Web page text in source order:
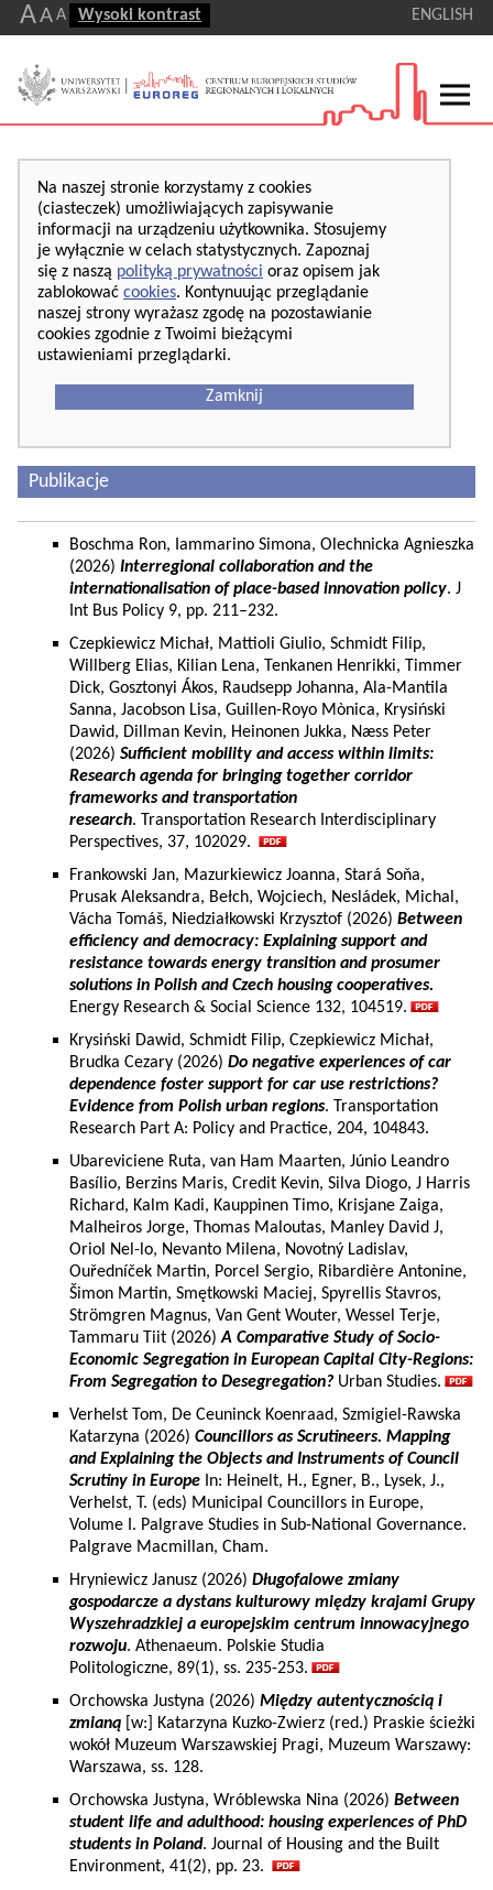
AA A Wysoki kontrast ENGLISH
Na naszej stronie korzystamy z cookies
(ciasteczek) umożliwiających zapisywanie
informacji na urządzeniu użytkownika. Stosujemy
je wyłącznie w celach statystycznych. Zapoznaj
się z naszą polityką prywatności oraz opisem jak
zablokować cookies. Kontynuując przeglądanie
naszej strony wyrażasz zgodę na pozostawianie
cookies zgodnie z Twoimi bieżącymi
ustawieniami przeglądarki.
Zamknij
Publikacje
Boschma Ron, Iammarino Simona, Olechnicka Agnieszka
(2026) Interregional collaboration and the
internationalisation of place-based innovation policy. J
Int Bus Policy 9, pp. 211–232.
Czepkiewicz Michał, Mattioli Giulio, Schmidt Filip,
Willberg Elias, Kilian Lena, Tenkanen Henrikki, Timmer
Dick, Gosztonyi Ákos, Raudsepp Johanna, Ala-Mantila
Sanna, Jacobson Lisa, Guillen-Royo Mònica, Krysiński
Dawid, Dillman Kevin, Heinonen Jukka, Næss Peter
(2026) Sufficient mobility and access within limits:
Research agenda for bringing together corridor
frameworks and transportation
research. Transportation Research Interdisciplinary
Perspectives, 37, 102029.
Frankowski Jan, Mazurkiewicz Joanna, Stará Soňa,
Prusak Aleksandra, Bełch, Wojciech, Nesládek, Michal,
Vácha Tomáš, Niedziałkowski Krzysztof (2026) Between
efficiency and democracy: Explaining support and
resistance towards energy transition and prosumer
solutions in Polish and Czech housing cooperatives.
Energy Research & Social Science 132, 104519.
Krysiński Dawid, Schmidt Filip, Czepkiewicz Michał,
Brudka Cezary (2026) Do negative experiences of car
dependence foster support for car use restrictions?
Evidence from Polish urban regions. Transportation
Research Part A: Policy and Practice, 204, 104843.
Ubareviciene Ruta, van Ham Maarten, Júnio Leandro
Basílio, Berzins Maris, Credit Kevin, Silva Diogo, J Harris
Richard, Kalm Kadi, Kauppinen Timo, Krisjane Zaiga,
Malheiros Jorge, Thomas Maloutas, Manley David J,
Oriol Nel-lo, Nevanto Milena, Novotný Ladislav,
Ouředníček Martin, Porcel Sergio, Ribardière Antonine,
Šimon Martin, Smętkowski Maciej, Spyrellis Stavros,
Strömgren Magnus, Van Gent Wouter, Wessel Terje,
Tammaru Tiit (2026)A Comparative Study of Socio-
Economic Segregation in European Capital City-Regions:
From Segregation to Desegregation? Urban Studies.
Verhelst Tom, De Ceuninck Koenraad, Szmigiel-Rawska
Katarzyna (2026) Councillors as Scrutineers. Mapping
and Explaining the Objects and Instruments of Council
Scrutiny in Europe In: Heinelt, H., Egner, B., Lysek, J.,
Verhelst, T. (eds) Municipal Councillors in Europe,
Volume I. Palgrave Studies in Sub-National Governance.
Palgrave Macmillan, Cham.
Hryniewicz Janusz (2026) Długofalowe zmiany
gospodarcze a dystans kulturowy między krajami Grupy
Wyszehradzkiej a europejskim centrum innowacyjnego
rozwoju. Athenaeum. Polskie Studia
Politologiczne, 89(1), ss. 235-253.
Orchowska Justyna (2026) Między autentycznością i
zmianą [w:] Katarzyna Kuzko-Zwierz (red.) Praskie ścieżki
wokół Muzeum Warszawskiej Pragi, Muzeum Warszawy:
Warszawa, ss. 128.
Orchowska Justyna, Wróblewska Nina (2026) Between
student life and adulthood: housing experiences of PhD
students in Poland. Journal of Housing and the Built
Environment, 41(2), pp. 23.